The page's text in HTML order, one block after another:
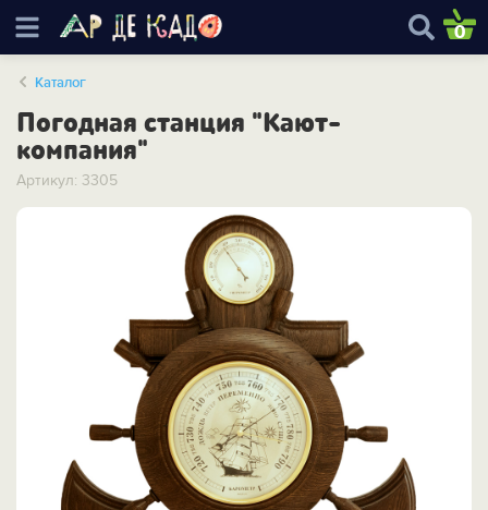
0
Каталог
Погодная станция "Кают-
компания"
Артикул: 3305